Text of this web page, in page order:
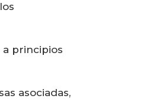
principios
asociadas,